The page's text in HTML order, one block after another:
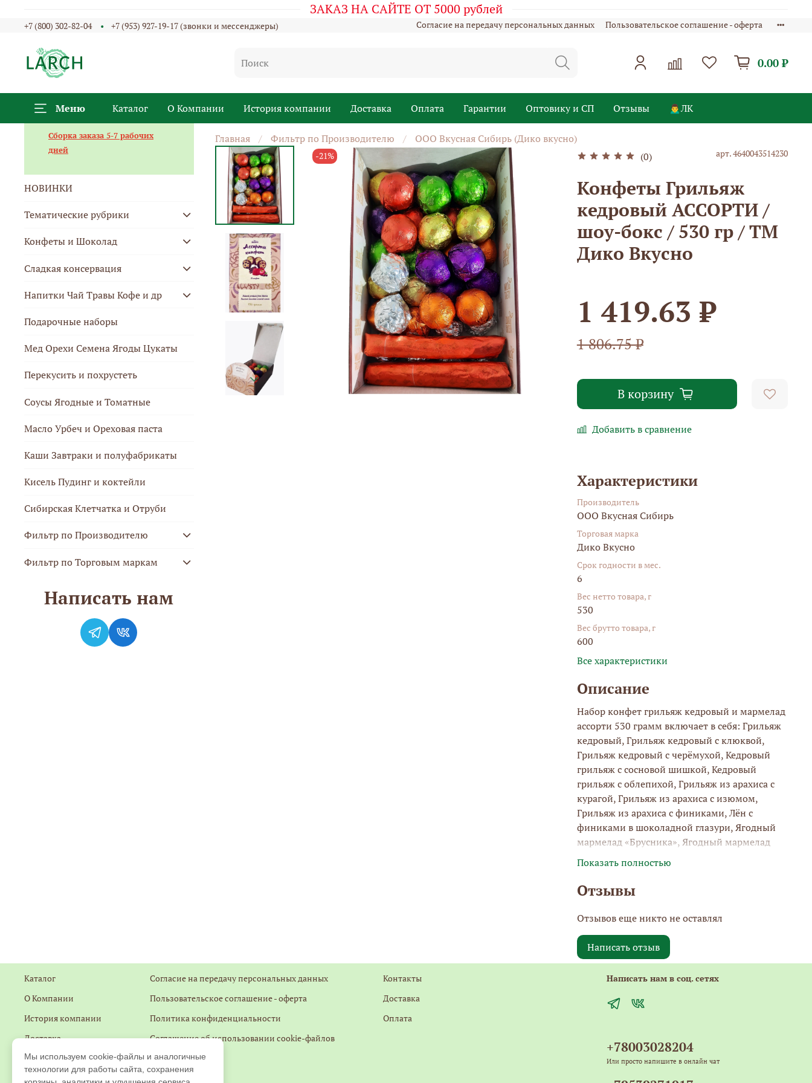
ЗАКАЗ НА САЙТЕ ОТ 5000 рублей
Согласие на передачу персональных данных Пользовательское соглашение - оферта
+7 (800) 302-82-04 +7 (953) 927-19-17 (звонки и мессенджеры)
0.00 ₽
Меню Каталог О Компании История компании Доставка Оплата Гарантии Оптовику и СП Отзывы 🙍‍♂️ЛК
Главная Фильтр по Производителю ООО Вкусная Сибирь (Дико вкусно)
-21% (0) арт.4640043514230
Конфеты Грильяж
кедровый АССОРТИ /
шоу-бокс / 530 гр / ТМ
Дико Вкусно
1 419.63 ₽
1 806.75 ₽
В корзину
Добавить в сравнение
Характеристики
Производитель
ООО Вкусная Сибирь
Торговая марка
Дико Вкусно
Срок годности в мес.
6
Вес нетто товара, г
530
Вес брутто товара, г
600
Все характеристики
Описание
Набор конфет грильяж кедровый и мармелад
ассорти 530 грамм включает в себя: Грильяж
кедровый, Грильяж кедровый с клюквой,
Грильяж кедровый с черёмухой, Кедровый
грильяж с сосновой шишкой, Кедровый
грильяж с облепихой, Грильяж из арахиса с
курагой, Грильяж из арахиса с изюмом,
Грильяж из арахиса с финиками, Лён с
финиками в шоколадной глазури, Ягодный
мармелад «Брусника», Ягодный мармелад
«Облепиха», Мармелад «яблоко-клюква»,
Сладости созданы с любовью и уважением к
ингредиентов. Мы трепетно относимся к
качеству, поэтому наши кондитерские
изделия это натуральный продукт без
красителей и пальмового масла. Вкусное
лакомство изготавливается на собственном
производстве в городе Томск. Процесс
изготовления происходит с соблюдением
Показать полностью
Отзывы
Отзывов еще никто не оставлял
Написать отзыв
Сборка заказа 5-7 рабочих
дней
НОВИНКИ
Тематические рубрики
Конфеты и Шоколад
Сладкая консервация
Напитки Чай Травы Кофе и др
Подарочные наборы
Мед Орехи Семена Ягоды Цукаты
Перекусить и похрустеть
Соусы Ягодные и Томатные
Масло Урбеч и Ореховая паста
Каши Завтраки и полуфабрикаты
Кисель Пудинг и коктейли
Сибирская Клетчатка и Отруби
Фильтр по Производителю
Фильтр по Торговым маркам
Написать нам
Каталог
О Компании
История компании
Доставка
Оплата
Согласие на передачу персональных данных
Пользовательское соглашение - оферта
Политика конфиденциальности
Соглашение об использовании cookie-файлов
Контакты
Обратная связь
Контакты
Доставка
Оплата
Написать нам в соц. сетях
+78003028204
Или просто напишите в онлайн чат
Мы используем cookie-файлы и аналогичные
технологии для работы сайта, сохранения